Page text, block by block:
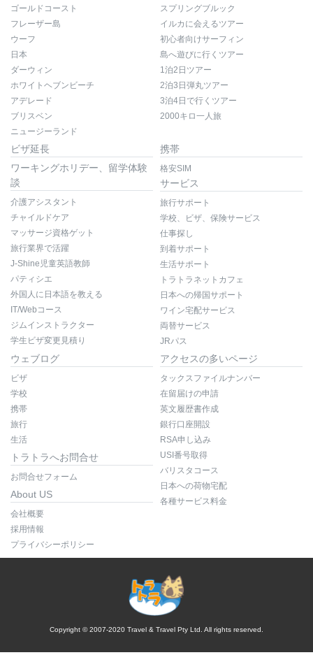
ゴールドコースト
フレーザー島
ウーフ
日本
ダーウィン
ホワイトヘブンビーチ
アデレード
ブリスベン
ニュージーランド
スプリングブルック
イルカに会えるツアー
初心者向けサーフィン
島へ遊びに行くツアー
1泊2日ツアー
2泊3日弾丸ツアー
3泊4日で行くツアー
2000キロ一人旅
ビザ延長
ワーキングホリデー、留学体験
談
介護アシスタント
チャイルドケア
マッサージ資格ゲット
旅行業界で活躍
J-Shine児童英語教師
パティシエ
外国人に日本語を教える
IT/Webコース
ジムインストラクター
学生ビザ変更見積り
携帯
格安SIM
サービス
旅行サポート
学校、ビザ、保険サービス
仕事探し
到着サポート
生活サポート
トラトラネットカフェ
日本への帰国サポート
ワイン宅配サービス
両替サービス
JRパス
ウェブログ
ビザ
学校
携帯
旅行
生活
トラトラへお問合せ
お問合せフォーム
About US
会社概要
採用情報
プライバシーポリシー
アクセスの多いページ
タックスファイルナンバー
在留届けの申請
英文履歴書作成
銀行口座開設
RSA申し込み
USI番号取得
バリスタコース
日本への荷物宅配
各種サービス料金
Copyright © 2007-2020 Travel & Travel Pty Ltd. All rights reserved.